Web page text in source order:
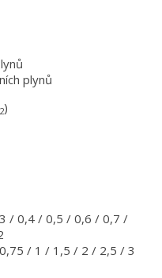
plynů
2)
/ 0,4 / 0,5 / 0,6 / 0,7 /
/ 1 / 1,5 / 2 / 2,5 / 3